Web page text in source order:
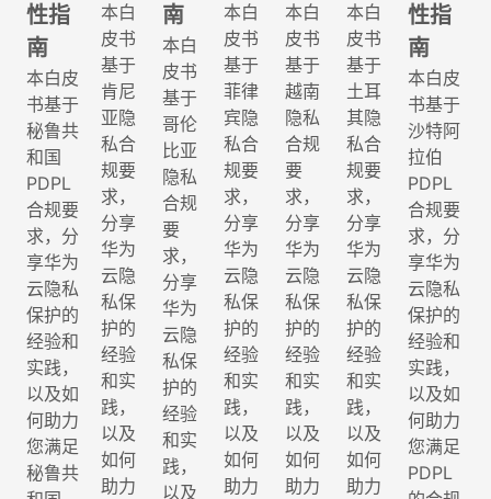
性指
南
本白皮
书基于
秘鲁共
和国
PDPL
合规要
求，分
享华为
云隐私
保护的
经验和
实践，
以及如
何助力
您满足
秘鲁共
本白
皮书
基于
肯尼
亚隐
私合
规要
求，
分享
华为
云隐
私保
护的
经验
和实
践，
以及
如何
助力
南
本白
皮书
基于
哥伦
比亚
隐私
合规
要
求，
分享
华为
云隐
私保
护的
经验
和实
践，
以及
本白
皮书
基于
菲律
宾隐
私合
规要
求，
分享
华为
云隐
私保
护的
经验
和实
践，
以及
如何
助力
本白
皮书
基于
越南
隐私
合规
要
求，
分享
华为
云隐
私保
护的
经验
和实
践，
以及
如何
助力
本白
皮书
基于
土耳
其隐
私合
规要
求，
分享
华为
云隐
私保
护的
经验
和实
践，
以及
如何
助力
性指
南
本白皮
书基于
沙特阿
拉伯
PDPL
合规要
求，分
享华为
云隐私
保护的
经验和
实践，
以及如
何助力
您满足
PDPL